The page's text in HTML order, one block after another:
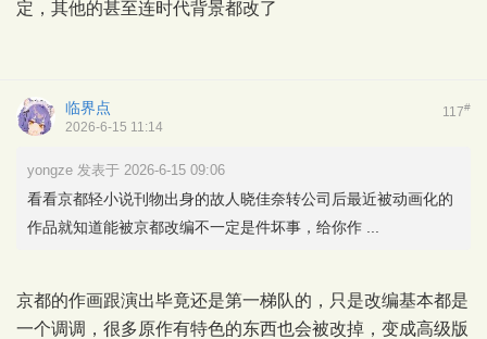
定，其他的甚至连时代背景都改了
117#
临界点
2026-6-15 11:14
yongze 发表于 2026-6-15 09:06
看看京都轻小说刊物出身的故人晓佳奈转公司后最近被动画化的
作品就知道能被京都改编不一定是件坏事，给你作 ...
京都的作画跟演出毕竟还是第一梯队的，只是改编基本都是
一个调调，很多原作有特色的东西也会被改掉，变成高级版